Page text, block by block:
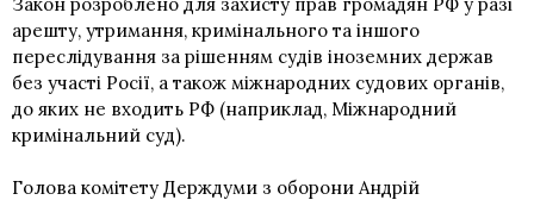
арешту, утримання, кримінального та іншого
переслідування за рішенням судів іноземних держав
без участі Росії, а також міжнародних судових органів,
до яких не входить РФ (наприклад, Міжнародний
кримінальний суд).
Голова комітету Держдуми з оборони Андрій